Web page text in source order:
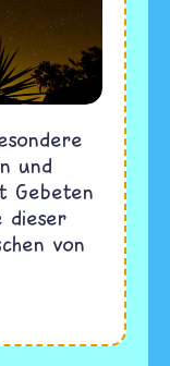
und
Gebeten
dieser
von